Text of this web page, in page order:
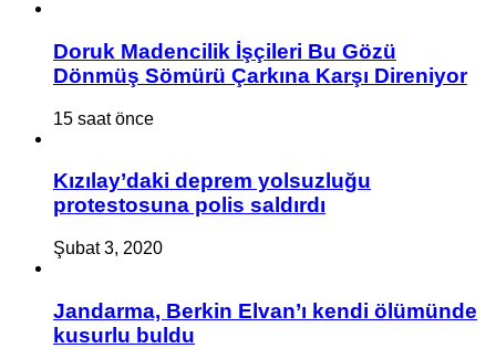
Doruk Madencilik İşçileri Bu Gözü
Dönmüş Sömürü Çarkına Karşı Direniyor
15 saat önce
Kızılay’daki deprem yolsuzluğu
protestosuna polis saldırdı
Şubat 3, 2020
Jandarma, Berkin Elvan’ı kendi ölümünde
kusurlu buldu